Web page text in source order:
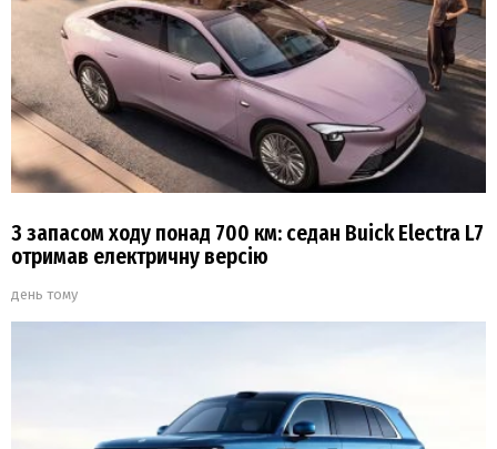
З запасом ходу понад 700 км: седан Buick Electra L7
отримав електричну версію
день тому